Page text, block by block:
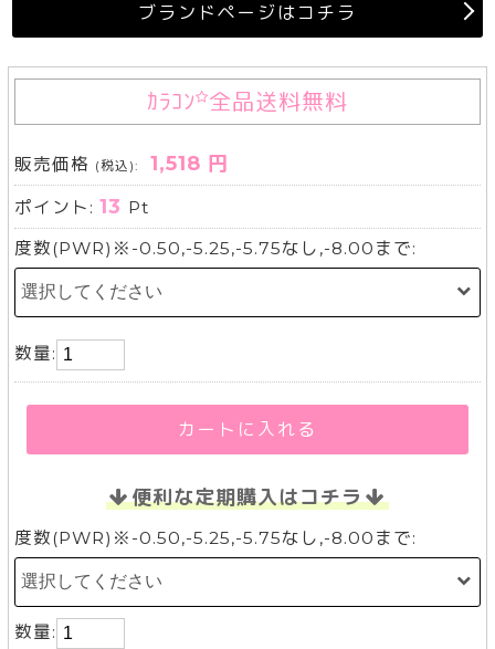
ブランドページはコチラ
ｶﾗｺﾝ 全品送料無料
販売価格 (税込): 1,518 円
ポイント:13 Pt
度数(PWR)※-0.50,-5.25,-5.75なし,-8.00まで:
数量:
カートに入れる
便利な定期購入はコチラ
度数(PWR)※-0.50,-5.25,-5.75なし,-8.00まで:
数量: